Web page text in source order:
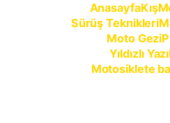
AnasayfaKış
Sürüş Teknikleri
Moto Gezi
Yıldızlı
Motosiklete